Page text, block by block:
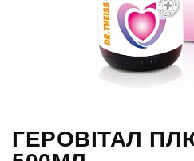
ГЕРОВІТАЛ